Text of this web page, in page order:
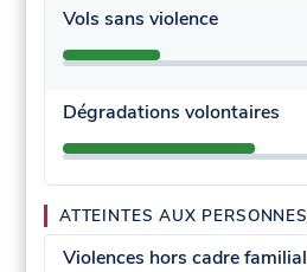
Vols sans violence
Dégradations volontaires
ATTEINTES AUX PERSONNES
Violences hors cadre familial